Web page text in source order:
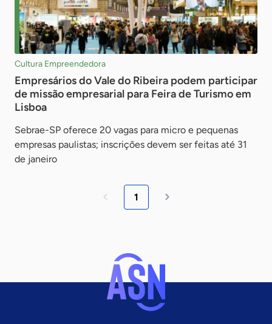
Cultura Empreendedora
Empresários do Vale do Ribeira podem participar
de missão empresarial para Feira de Turismo em
Lisboa
Sebrae-SP oferece 20 vagas para micro e pequenas
empresas paulistas; inscrições devem ser feitas até 31
de janeiro
1